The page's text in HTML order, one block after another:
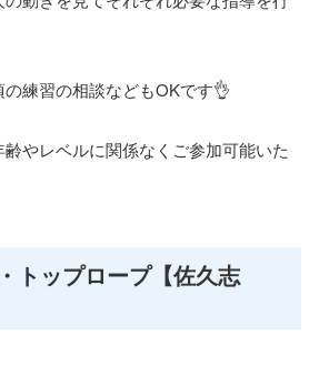
練習の相談などもOKです👌
やレベルに関係なくご参加可能いた
トップロープ【佐久志